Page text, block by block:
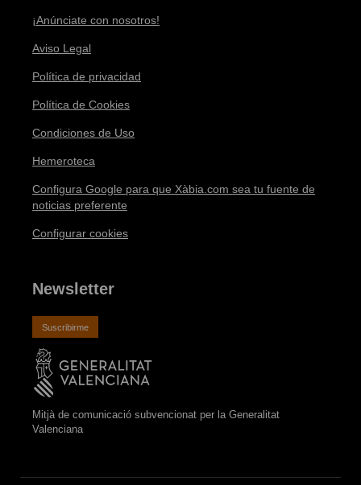
¡Anúnciate con nosotros!
Aviso Legal
Política de privacidad
Política de Cookies
Condiciones de Uso
Hemeroteca
Configura Google para que Xàbia.com sea tu fuente de
noticias preferente
Configurar cookies
Newsletter
Suscribirme
Mitjà de comunicació subvencionat per la Generalitat
Valenciana